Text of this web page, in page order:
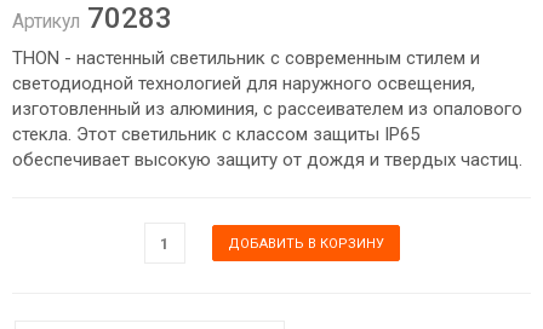
Артикул 70283
THON - настенный светильник с современным стилем и
светодиодной технологией для наружного освещения,
изготовленный из алюминия, с рассеивателем из опалового
стекла. Этот светильник с классом защиты IP65
обеспечивает высокую защиту от дождя и твердых частиц.